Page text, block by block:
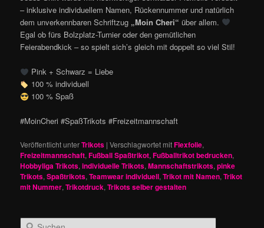
– inklusive individuellem Namen, Rückennummer und natürlich
dem unverkennbaren Schriftzug „Moin Cheri“ über allem.
Egal ob fürs Bolzplatz-Turnier oder den gemütlichen
Feierabendkick – so spielt sich’s gleich mit doppelt so viel Stil!
Pink + Schwarz = Liebe
100 % individuell
100 % Spaß
#MoinCheri #SpaßTrikots #Freizeitmannschaft
Veröffentlicht unterTrikots |Verschlagwortet mitFlexfolie,
Freizeitmannschaft,Fußball Spaßtrikot,Fußballtrikot bedrucken,
Hobbyliga Trikots,individuelle Trikots,Mannschaftstrikots,pinke
Trikots,Spaßtrikots,Teamwear individuell,Trikot mit Namen,Trikot
mit Nummer,Trikotdruck,Trikots selber gestalten